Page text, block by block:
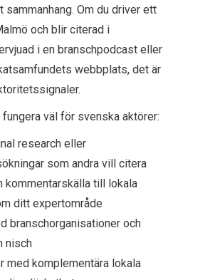
sammanhang. Om du driver ett
och blir citerad i
i en branschpodcast eller
webbplats, det är
väl för svenska aktörer:
research eller
som andra vill citera
kommentarskälla till lokala
ditt expertområde
branschorganisationer och
nisch
med komplementära lokala